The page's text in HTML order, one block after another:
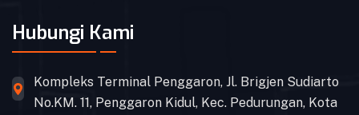
Hubungi Kami
Kompleks Terminal Penggaron, Jl. Brigjen Sudiarto
No.KM. 11, Penggaron Kidul, Kec. Pedurungan, Kota